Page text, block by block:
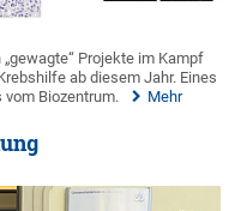
Projekte im Kampf
ab diesem Jahr. Eines
Biozentrum.
Mehr